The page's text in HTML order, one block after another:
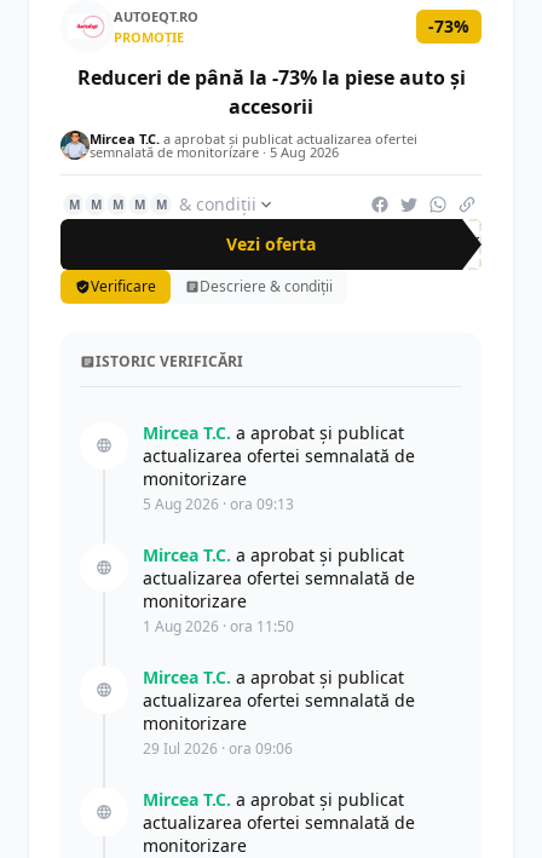
AUTOEQT.RO
PROMOȚIE
-73%
Reduceri de până la -73% la piese auto și
accesorii
Mircea T.C. a aprobat și publicat actualizarea ofertei
semnalată de monitorizare · 5 Aug 2026
M M M M M
& condiții
Vezi oferta
-73%
Verificare Descriere & condiții
ISTORIC VERIFICĂRI
Mircea T.C. a aprobat și publicat
actualizarea ofertei semnalată de
monitorizare
5 Aug 2026 · ora 09:13
Mircea T.C. a aprobat și publicat
actualizarea ofertei semnalată de
monitorizare
1 Aug 2026 · ora 11:50
Mircea T.C. a aprobat și publicat
actualizarea ofertei semnalată de
monitorizare
29 Iul 2026 · ora 09:06
Mircea T.C. a aprobat și publicat
actualizarea ofertei semnalată de
monitorizare